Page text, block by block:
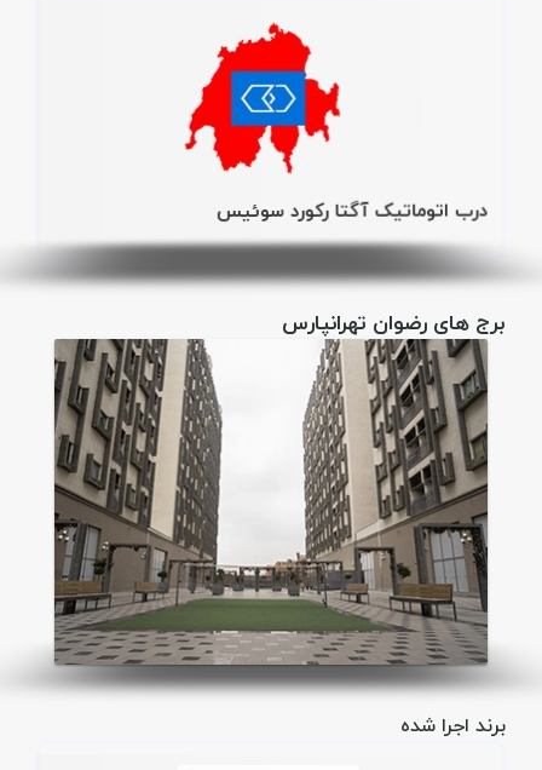
درب اتوماتیک آگتا رکورد سوئیس
برج های رضوان تهرانپارس
برند اجرا شده